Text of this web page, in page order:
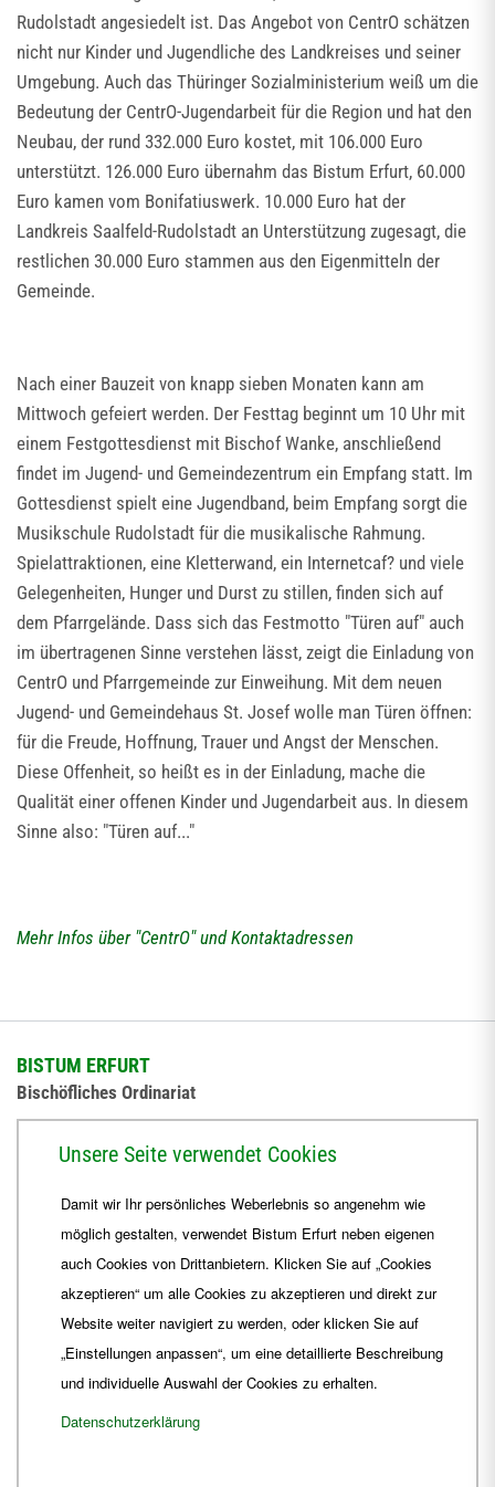
Rudolstadt angesiedelt ist. Das Angebot von CentrO schätzen
nicht nur Kinder und Jugendliche des Landkreises und seiner
Umgebung. Auch das Thüringer Sozialministerium weiß um die
Bedeutung der CentrO-Jugendarbeit für die Region und hat den
Neubau, der rund 332.000 Euro kostet, mit 106.000 Euro
unterstützt. 126.000 Euro übernahm das Bistum Erfurt, 60.000
Euro kamen vom Bonifatiuswerk. 10.000 Euro hat der
Landkreis Saalfeld-Rudolstadt an Unterstützung zugesagt, die
restlichen 30.000 Euro stammen aus den Eigenmitteln der
Gemeinde.
Nach einer Bauzeit von knapp sieben Monaten kann am
Mittwoch gefeiert werden. Der Festtag beginnt um 10 Uhr mit
einem Festgottesdienst mit Bischof Wanke, anschließend
findet im Jugend- und Gemeindezentrum ein Empfang statt. Im
Gottesdienst spielt eine Jugendband, beim Empfang sorgt die
Musikschule Rudolstadt für die musikalische Rahmung.
Spielattraktionen, eine Kletterwand, ein Internetcaf? und viele
Gelegenheiten, Hunger und Durst zu stillen, finden sich auf
dem Pfarrgelände. Dass sich das Festmotto "Türen auf" auch
im übertragenen Sinne verstehen lässt, zeigt die Einladung von
CentrO und Pfarrgemeinde zur Einweihung. Mit dem neuen
Jugend- und Gemeindehaus St. Josef wolle man Türen öffnen:
für die Freude, Hoffnung, Trauer und Angst der Menschen.
Diese Offenheit, so heißt es in der Einladung, mache die
Qualität einer offenen Kinder und Jugendarbeit aus. In diesem
Sinne also: "Türen auf..."
Mehr Infos über "CentrO" und Kontaktadressen
BISTUM ERFURT
Bischöfliches Ordinariat
+49 361 6572-444
ordinariat Bistum-Erfurt.de
Unsere Seite verwendet Cookies
Damit wir Ihr persönliches Weberlebnis so angenehm wie
möglich gestalten, verwendet Bistum Erfurt neben eigenen
auch Cookies von Drittanbietern. Klicken Sie auf „Cookies
akzeptieren“ um alle Cookies zu akzeptieren und direkt zur
Website weiter navigiert zu werden, oder klicken Sie auf
„Einstellungen anpassen“, um eine detaillierte Beschreibung
und individuelle Auswahl der Cookies zu erhalten.
Datenschutzerklärung